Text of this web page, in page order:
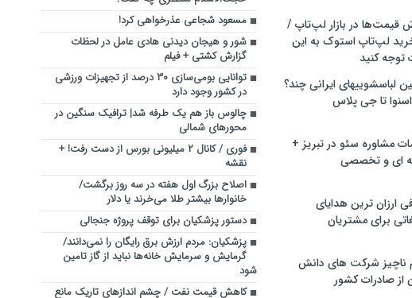
قیمت‌ها در بازار لپ‌تاپ /
لپ‌تاپ استوک به این
توجه کنید
ماشین لباسشویی‎های ایرانی چند؟
تا جی پلاس
مشاوره سئو در تبریز +
ای و تخصصی
ارزان ترین هدایای
برای مشتریان
ناچیز شرکت های دانش
از صادرات کشور
مسعود شجاعی عذرخواهی کرد!
شور و هیجان دیدنی هادی عامل در لحظات
گزارش کشتی + فیلم
توانایی بومی‌سازی ۳۰ درصد از تجهیزات ورزشی
در کشور وجود دارد
چالوس باز هم یک طرفه شد| ترافیک سنگین در
محورهای شمالی
فوری / کانال ۲ میلیونی بورس از دست رفت! +
نقشه
اصلاح بزرگ اول هفته در سه روز‌ برگشت/
خانوارها بیشتر طلا می‌خرند یا دلار
دستور پزشکیان برای توقف پروژه جنجالی
پزشکیان: مردم ارزش برق رایگان را نمی‌دانند/
گرمایش و سرمایش خانه‌ها نباید از گاز تامین
شود
کاهش قیمت نفت / چشم اندازهای تاریک مانع